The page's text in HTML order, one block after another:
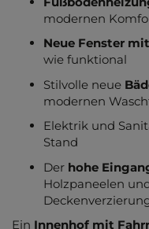
modernen
Neue Fenster
wie funktional
Stilvolle neue
modernen
Elektrik und
Stand
Der hohe
Holzpaneelen
Ein Innenhof mit